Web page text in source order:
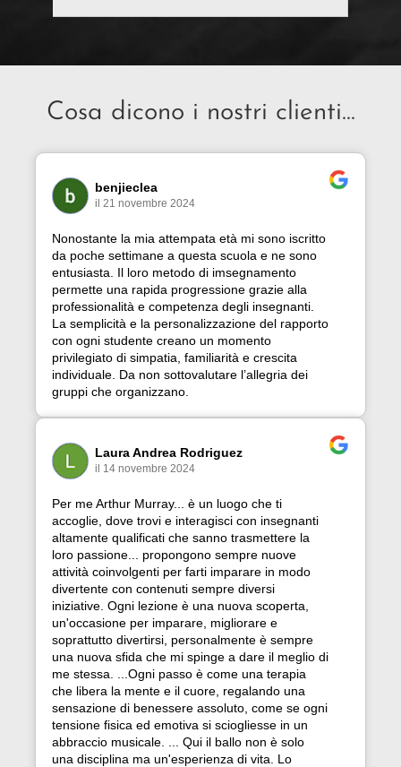
Cosa dicono i nostri clienti...
benjieclea
il 21 novembre 2024
Nonostante la mia attempata età mi sono iscritto
da poche settimane a questa scuola e ne sono
entusiasta. Il loro metodo di imsegnamento
permette una rapida progressione grazie alla
professionalità e competenza degli insegnanti.
La semplicità e la personalizzazione del rapporto
con ogni studente creano un momento
privilegiato di simpatia, familiarità e crescita
individuale. Da non sottovalutare l’allegria dei
gruppi che organizzano.
Laura Andrea Rodriguez
il 14 novembre 2024
Per me Arthur Murray... è un luogo che ti
accoglie, dove trovi e interagisci con insegnanti
altamente qualificati che sanno trasmettere la
loro passione... propongono sempre nuove
attività coinvolgenti per farti imparare in modo
divertente con contenuti sempre diversi
iniziative. Ogni lezione è una nuova scoperta,
un'occasione per imparare, migliorare e
soprattutto divertirsi, personalmente è sempre
una nuova sfida che mi spinge a dare il meglio di
me stessa. ...Ogni passo è come una terapia
che libera la mente e il cuore, regalando una
sensazione di benessere assoluto, come se ogni
tensione fisica ed emotiva si sciogliesse in un
abbraccio musicale. ... Qui il ballo non è solo
una disciplina ma un'esperienza di vita. Lo